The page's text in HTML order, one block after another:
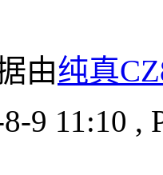
由纯真
9 11:10 ,